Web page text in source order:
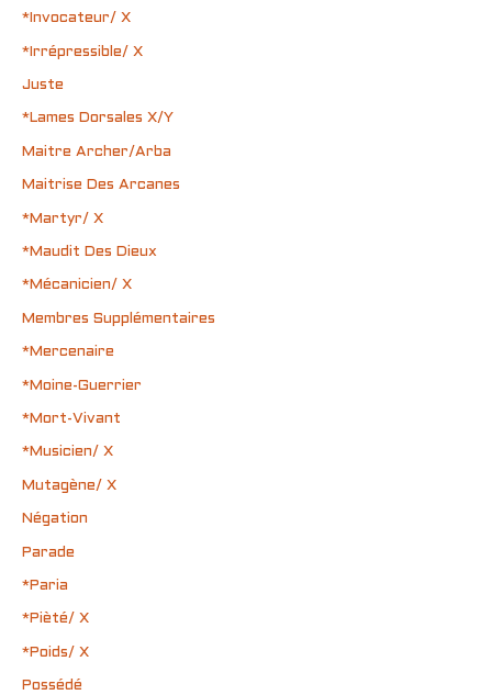
*Invocateur/ X
*Irrépressible/ X
Juste
*Lames Dorsales X/Y
Maitre Archer/Arba
Maitrise Des Arcanes
*Martyr/ X
*Maudit Des Dieux
*Mécanicien/ X
Membres Supplémentaires
*Mercenaire
*Moine-Guerrier
*Mort-Vivant
*Musicien/ X
Mutagène/ X
Négation
Parade
*Paria
*Pièté/ X
*Poids/ X
Possédé